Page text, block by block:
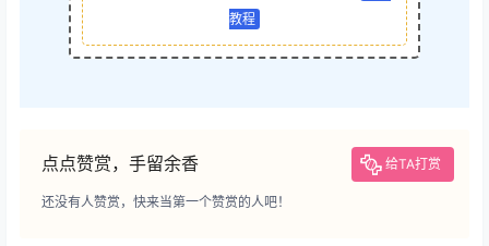
教程
点点赞赏，手留余香 给TA打赏
还没有人赞赏，快来当第一个赞赏的人吧！